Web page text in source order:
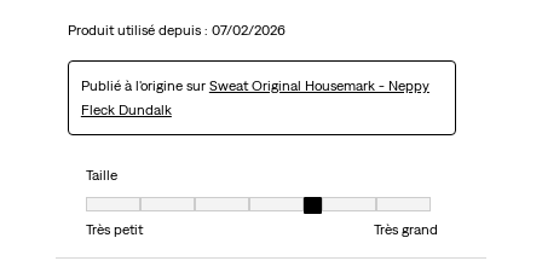
Produit utilisé depuis : 07/02/2026
Publié à l'origine sur Sweat Original Housemark - Neppy
Fleck Dundalk
Taille
Taille, 5 sur 7, où 1 est égal à Très petit et 7 est égal à Très grand
Très petit
Très grand